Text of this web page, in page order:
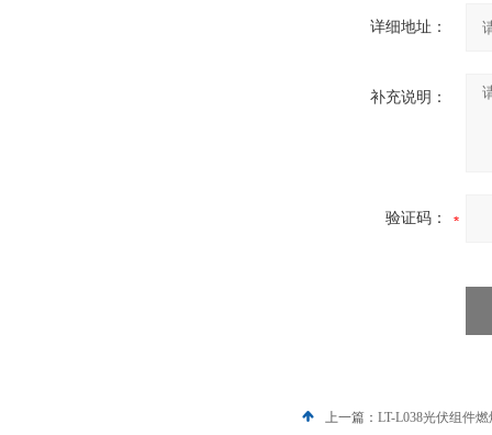
详细地址：
补充说明：
验证码：
上一篇： LT-L038光伏组件